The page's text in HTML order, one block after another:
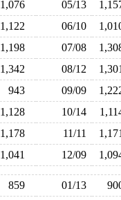
1,076 05/13
1,122 06/10
1,198 07/08
1,342 08/12
943 09/09
1,128 10/14
1,178 11/11
1,041 12/09
859 01/13